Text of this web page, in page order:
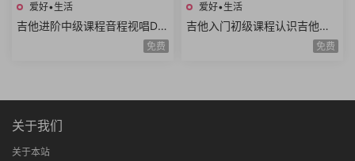
爱好•生活
吉他进阶中级课程音程视唱D调
和弦靠弦练习扫弦基础强五和
免费
爱好•生活
吉他入门初级课程认识吉他调
音调弦E调音阶弹唱练习基础乐
免费
关于我们
关于本站